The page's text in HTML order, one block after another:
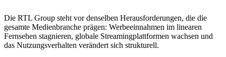
Die RTL Group steht vor denselben Herausforderungen, die die
gesamte Medienbranche prägen: Werbeeinnahmen im linearen
Fernsehen stagnieren, globale Streamingplattformen wachsen und
das Nutzungsverhalten verändert sich strukturell.